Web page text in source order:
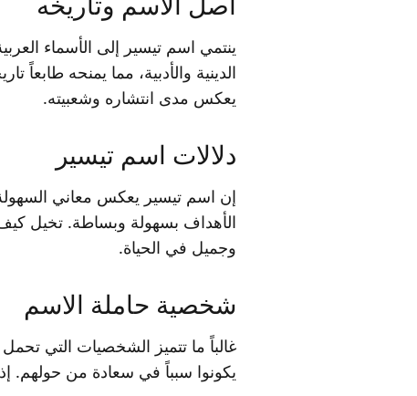
ينتمي اسم تيسير إلى الأسماء
الدينية والأدبية، مما يمنحه
يعكس مدى انتشاره وشعبيته.
دلالات اسم تيسير
إن اسم تيسير يعكس معاني السهولة
الأهداف بسهولة وبساطة. تخيل
وجميل في الحياة.
شخصية حاملة الاسم
غالباً ما تتميز الشخصيات التي
يكونوا سبباً في سعادة من